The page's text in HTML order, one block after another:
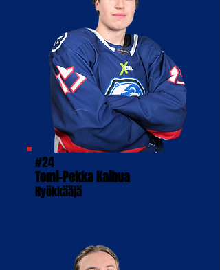
#24
Tomi-Pekka Kaihua
Hyökkääjä